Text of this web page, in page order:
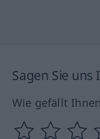
Sagen Sie
Wie gefällt